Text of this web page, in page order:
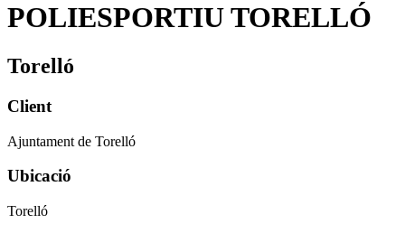
POLIESPORTIU TORELLÓ
Torelló
Client
Ajuntament de Torelló
Ubicació
Torelló